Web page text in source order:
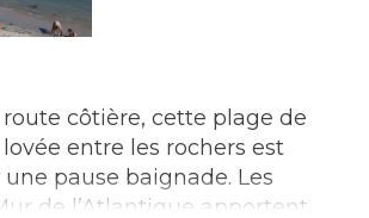
côtière, cette plage de
entre les rochers est
pause baignade. Les
de l’Atlantique apportent